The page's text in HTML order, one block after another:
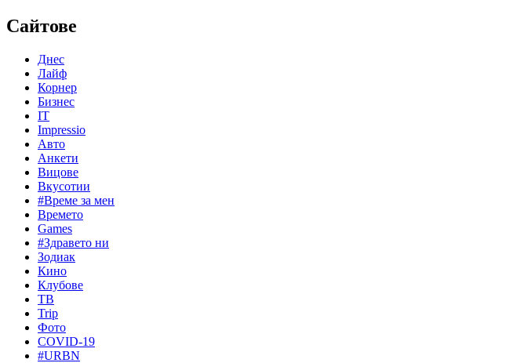
Сайтове
Днес
Лайф
Корнер
Бизнес
IT
Impressio
Авто
Анкети
Вицове
Вкусотии
#Време за мен
Времето
Games
#Здравето ни
Зодиак
Кино
Клубове
ТВ
Trip
Фото
COVID-19
#URBN